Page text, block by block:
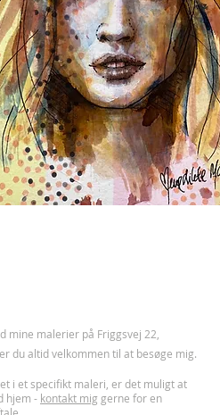
mine malerier på Friggsvej 22,
du altid velkommen til at besøge mig.
i et specifikt maleri, er det muligt at
hjem - kontakt mig gerne for en